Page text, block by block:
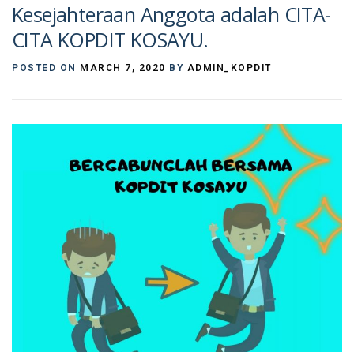
Kesejahteraan Anggota adalah CITA-
CITA KOPDIT KOSAYU.
POSTED ON MARCH 7, 2020 BY ADMIN_KOPDIT